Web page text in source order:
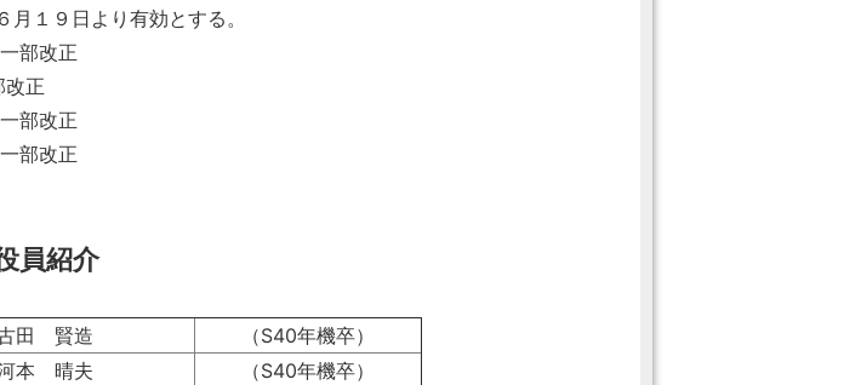
１９日より有効とする。
部改正
改正
部改正
部改正
員紹介
田 賢造
（S40年機卒）
本 晴夫
（S40年機卒）